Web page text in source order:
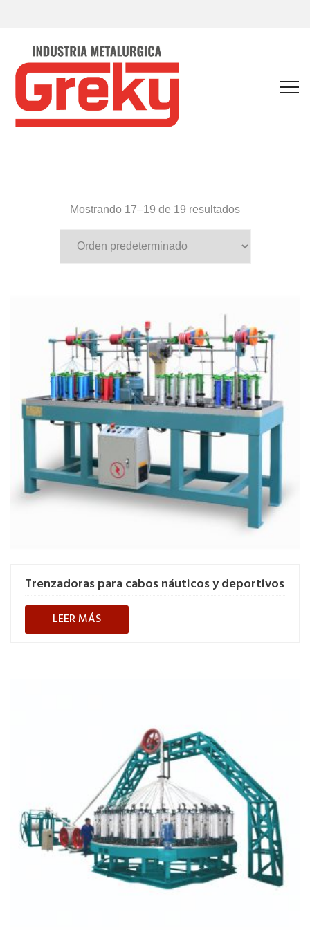
Mostrando 17–19 de 19 resultados
Trenzadoras para cabos náuticos y deportivos
LEER MÁS